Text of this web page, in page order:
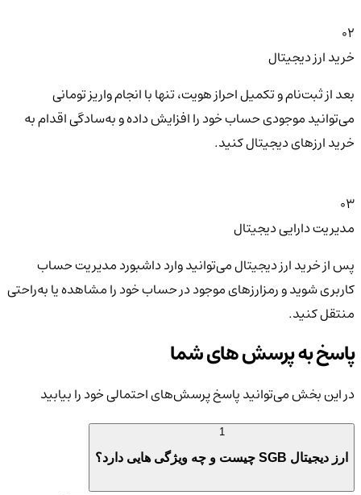
02
خرید ارز دیجیتال
بعد از ثبت‌نام و تکمیل احراز هویت، تنها با انجام واریز تومانی
می‌توانید موجودی حساب خود را افزایش داده و به‌سادگی اقدام به
خرید ارزهای دیجیتال کنید.
03
مدیریت دارایی دیجیتال
پس از خرید ارز دیجیتال می‌توانید وارد داشبورد مدیریت حساب
کاربری شوید و رمزارزهای موجود در حساب خود را مشاهده یا به‌راحتی
منتقل کنید.
پاسخ به پرسش های شما
در این بخش می‌توانید پاسخ پرسش‌های احتمالی خود را بیابید
ارز دیجیتال SGB چیست و چه ویژگی هایی دارد؟